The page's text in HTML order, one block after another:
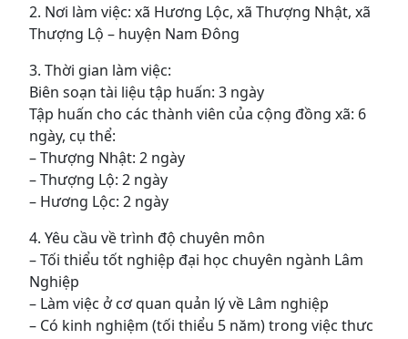
2. Nơi làm việc: xã Hương Lộc, xã Thượng Nhật, xã
Thượng Lộ – huyện Nam Đông
3. Thời gian làm việc:
Biên soạn tài liệu tập huấn: 3 ngày
Tập huấn cho các thành viên của cộng đồng xã: 6
ngày, cụ thể:
– Thượng Nhật: 2 ngày
– Thượng Lộ: 2 ngày
– Hương Lộc: 2 ngày
4. Yêu cầu về trình độ chuyên môn
– Tối thiểu tốt nghiệp đại học chuyên ngành Lâm
Nghiệp
– Làm việc ở cơ quan quản lý về Lâm nghiệp
– Có kinh nghiệm (tối thiểu 5 năm) trong việc thưc